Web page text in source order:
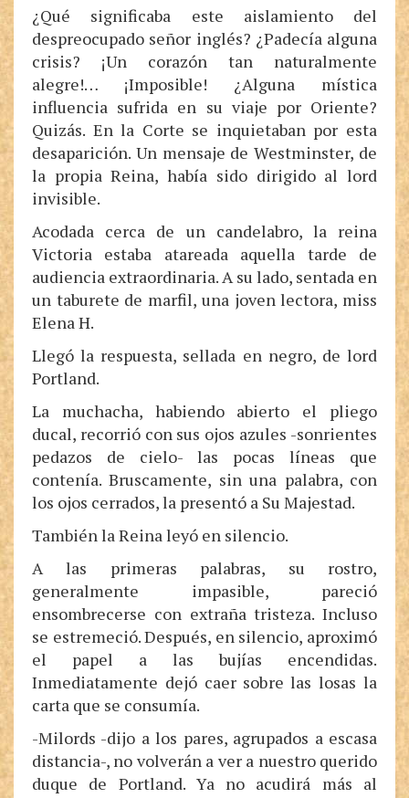
¿Qué significaba este aislamiento del
despreocupado señor inglés? ¿Padecía alguna
crisis? ¡Un corazón tan naturalmente
alegre!… ¡Imposible! ¿Alguna mística
influencia sufrida en su viaje por Oriente?
Quizás. En la Corte se inquietaban por esta
desaparición. Un mensaje de Westminster, de
la propia Reina, había sido dirigido al lord
invisible.
Acodada cerca de un candelabro, la reina
Victoria estaba atareada aquella tarde de
audiencia extraordinaria. A su lado, sentada en
un taburete de marfil, una joven lectora, miss
Elena H.
Llegó la respuesta, sellada en negro, de lord
Portland.
La muchacha, habiendo abierto el pliego
ducal, recorrió con sus ojos azules -sonrientes
pedazos de cielo- las pocas líneas que
contenía. Bruscamente, sin una palabra, con
los ojos cerrados, la presentó a Su Majestad.
También la Reina leyó en silencio.
A las primeras palabras, su rostro,
generalmente impasible, pareció
ensombrecerse con extraña tristeza. Incluso
se estremeció. Después, en silencio, aproximó
el papel a las bujías encendidas.
Inmediatamente dejó caer sobre las losas la
carta que se consumía.
-Milords -dijo a los pares, agrupados a escasa
distancia-, no volverán a ver a nuestro querido
duque de Portland. Ya no acudirá más al